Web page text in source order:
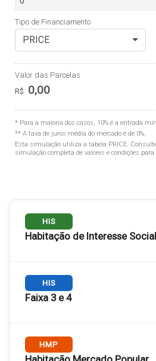
Tipo de Financiamento
PRICE
Valor das Parcelas
R$ 0,00
* Para a maioria dos casos, 10% é a entrada
** A taxa de juros média do mercado é de 0%.
Esta simulação utiliza a tabela PRICE.
simulação completa de valores e condições
HIS
Habitação de Interesse
Engloba as
3 salários mínimos.
Até R$ 5.000,00
HIS
Faixa 3 e 4
Engloba as
mínimos.
HMP